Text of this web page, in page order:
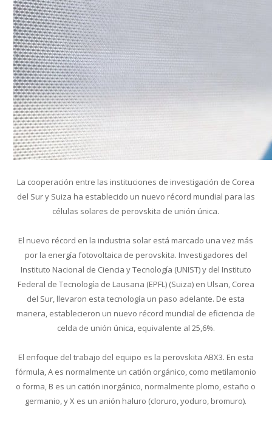
La cooperación entre las instituciones de investigación de Corea
del Sur y Suiza ha establecido un nuevo récord mundial para las
células solares de perovskita de unión única.
El nuevo récord en la industria solar está marcado una vez más
por la energía fotovoltaica de perovskita. Investigadores del
Instituto Nacional de Ciencia y Tecnología (UNIST) y del Instituto
Federal de Tecnología de Lausana (EPFL) (Suiza) en Ulsan, Corea
del Sur, llevaron esta tecnología un paso adelante. De esta
manera, establecieron un nuevo récord mundial de eficiencia de
celda de unión única, equivalente al 25,6%.
El enfoque del trabajo del equipo es la perovskita ABX3. En esta
fórmula, A es normalmente un catión orgánico, como metilamonio
o forma, B es un catión inorgánico, normalmente plomo, estaño o
germanio, y X es un anión haluro (cloruro, yoduro, bromuro).